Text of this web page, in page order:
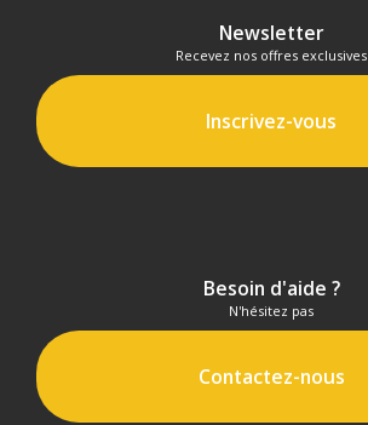
Newsletter
Recevez nos offres exclusives
Inscrivez-vous
Besoin d'aide ?
N'hésitez pas
Contactez-nous